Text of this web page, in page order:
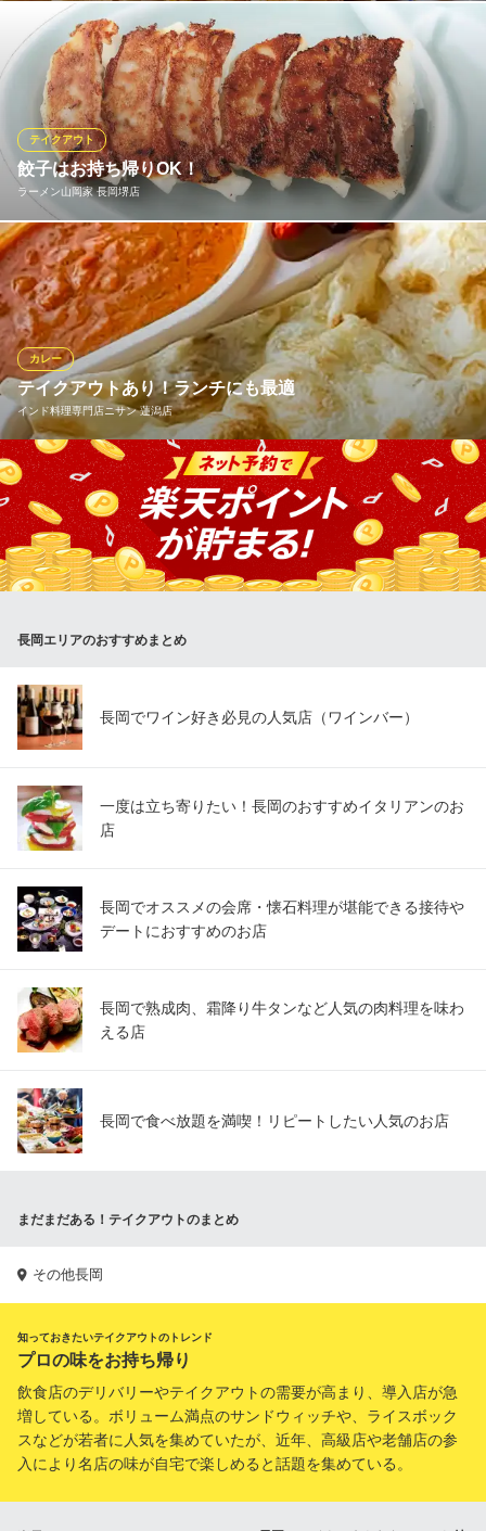
健康で豊かな食生活を応援する松屋では、一部のメニューをのぞ
き「できたて」をその場でお持ち帰りいただけます。 朝食・ラン
チタイム・夕飯や夜食など、いろいろなシーンに合わせてぜひご
利用ください！
松屋 長岡堺東町店
牛めし・カレー・定食
ＪＲ長岡駅 車12分
新潟県長岡市堺東町7
餃子はお持ち帰りOK！
ラーメン山岡家 長岡堺店
テイクアウト
山岡家の餃子はお持ち帰りができます。 冷凍でもOKですので、山
岡家の味をお家でもお楽しみ頂けます！ ご家族や友人へのお土産
にも最適！ ジューシーな濃厚肉汁をご堪能下さい。
ラーメン山岡家 長岡堺店
こだわりラーメン
ＪＲ長岡駅 車8分
新潟県長岡市堺町60-1
テイクアウトあり！ランチにも最適
インド料理専門店ニサン 蓮潟店
カレー
日替わり・チキン・キーマからお好きなカレーが選べるお弁当を
はじめ、大人気のチーズナン、タンドリーチキンといったディナ
ー単品メニューをお持ち帰り♪お仕事中のランチやご家庭で、ニサ
ン自慢の味をお楽しみください。ホームパーティーにぴったりの
オードブルセットメニューもございます！ご予約のお電話もお気
軽に！
インド料理専門店ニサン 蓮潟店
ＪＲ信越本線北長岡駅 車15分
新潟県長岡市蓮潟5-1-1
長岡エリアのおすすめまとめ
長岡でワイン好き必見の人気店（ワインバー）
一度は立ち寄りたい！長岡のおすすめイタリアンのお
店
長岡でオススメの会席・懐石料理が堪能できる接待や
デートにおすすめのお店
長岡で熟成肉、霜降り牛タンなど人気の肉料理を味わ
える店
長岡で食べ放題を満喫！リピートしたい人気のお店
まだまだある！テイクアウトのまとめ
その他長岡
知っておきたいテイクアウトのトレンド
プロの味をお持ち帰り
飲食店のデリバリーやテイクアウトの需要が高まり、導入店が急
増している。ボリューム満点のサンドウィッチや、ライスボック
スなどが若者に人気を集めていたが、近年、高級店や老舗店の参
入により名店の味が自宅で楽しめると話題を集めている。